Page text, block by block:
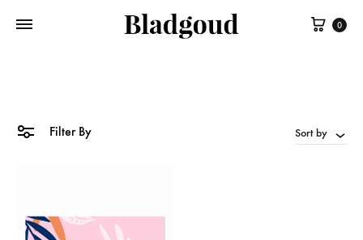
0
Filter By Sort by